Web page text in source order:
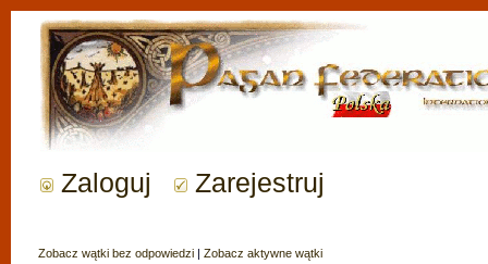
Zaloguj Zarejestruj
Zobacz wątki bez odpowiedzi | Zobacz aktywne wątki